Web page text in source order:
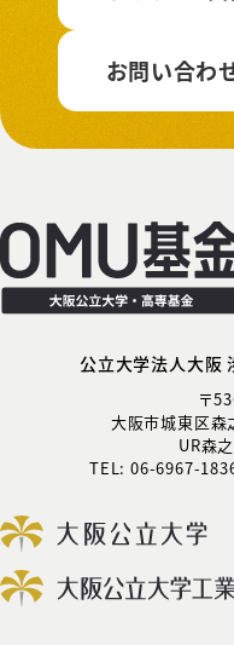
お問い合わ
公立大学法人大阪
〒
大阪市城東区森
UR森
TEL: 06-6967-